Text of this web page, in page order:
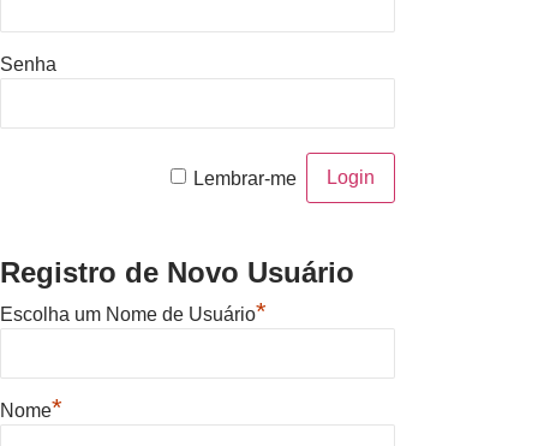
Senha
Lembrar-me
Registro de Novo Usuário
Escolha um Nome de Usuário*
Nome*